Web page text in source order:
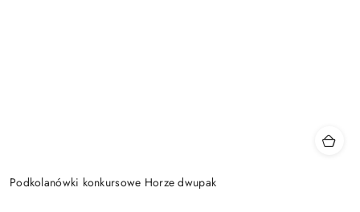
Podkolanówki konkursowe Horze dwupak